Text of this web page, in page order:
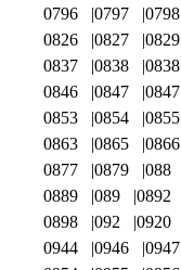
0796
0797 0798
0826
0827 0829
0837
0838
0846
0847
0853
0854 0855
0863
0865 0866
0877
0879 088
0889
089 0892
0898
092 0920
0944
0946 0947